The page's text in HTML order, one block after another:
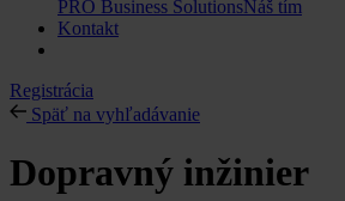
PRO Business SolutionsNáš tím
Kontakt
Registrácia
Späť na vyhľadávanie
Dopravný inžinier